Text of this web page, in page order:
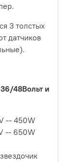
3 толстых
датчиков
48Вольт и
-- 450W
-- 650W